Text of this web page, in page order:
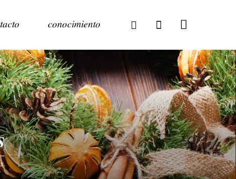
conocimiento